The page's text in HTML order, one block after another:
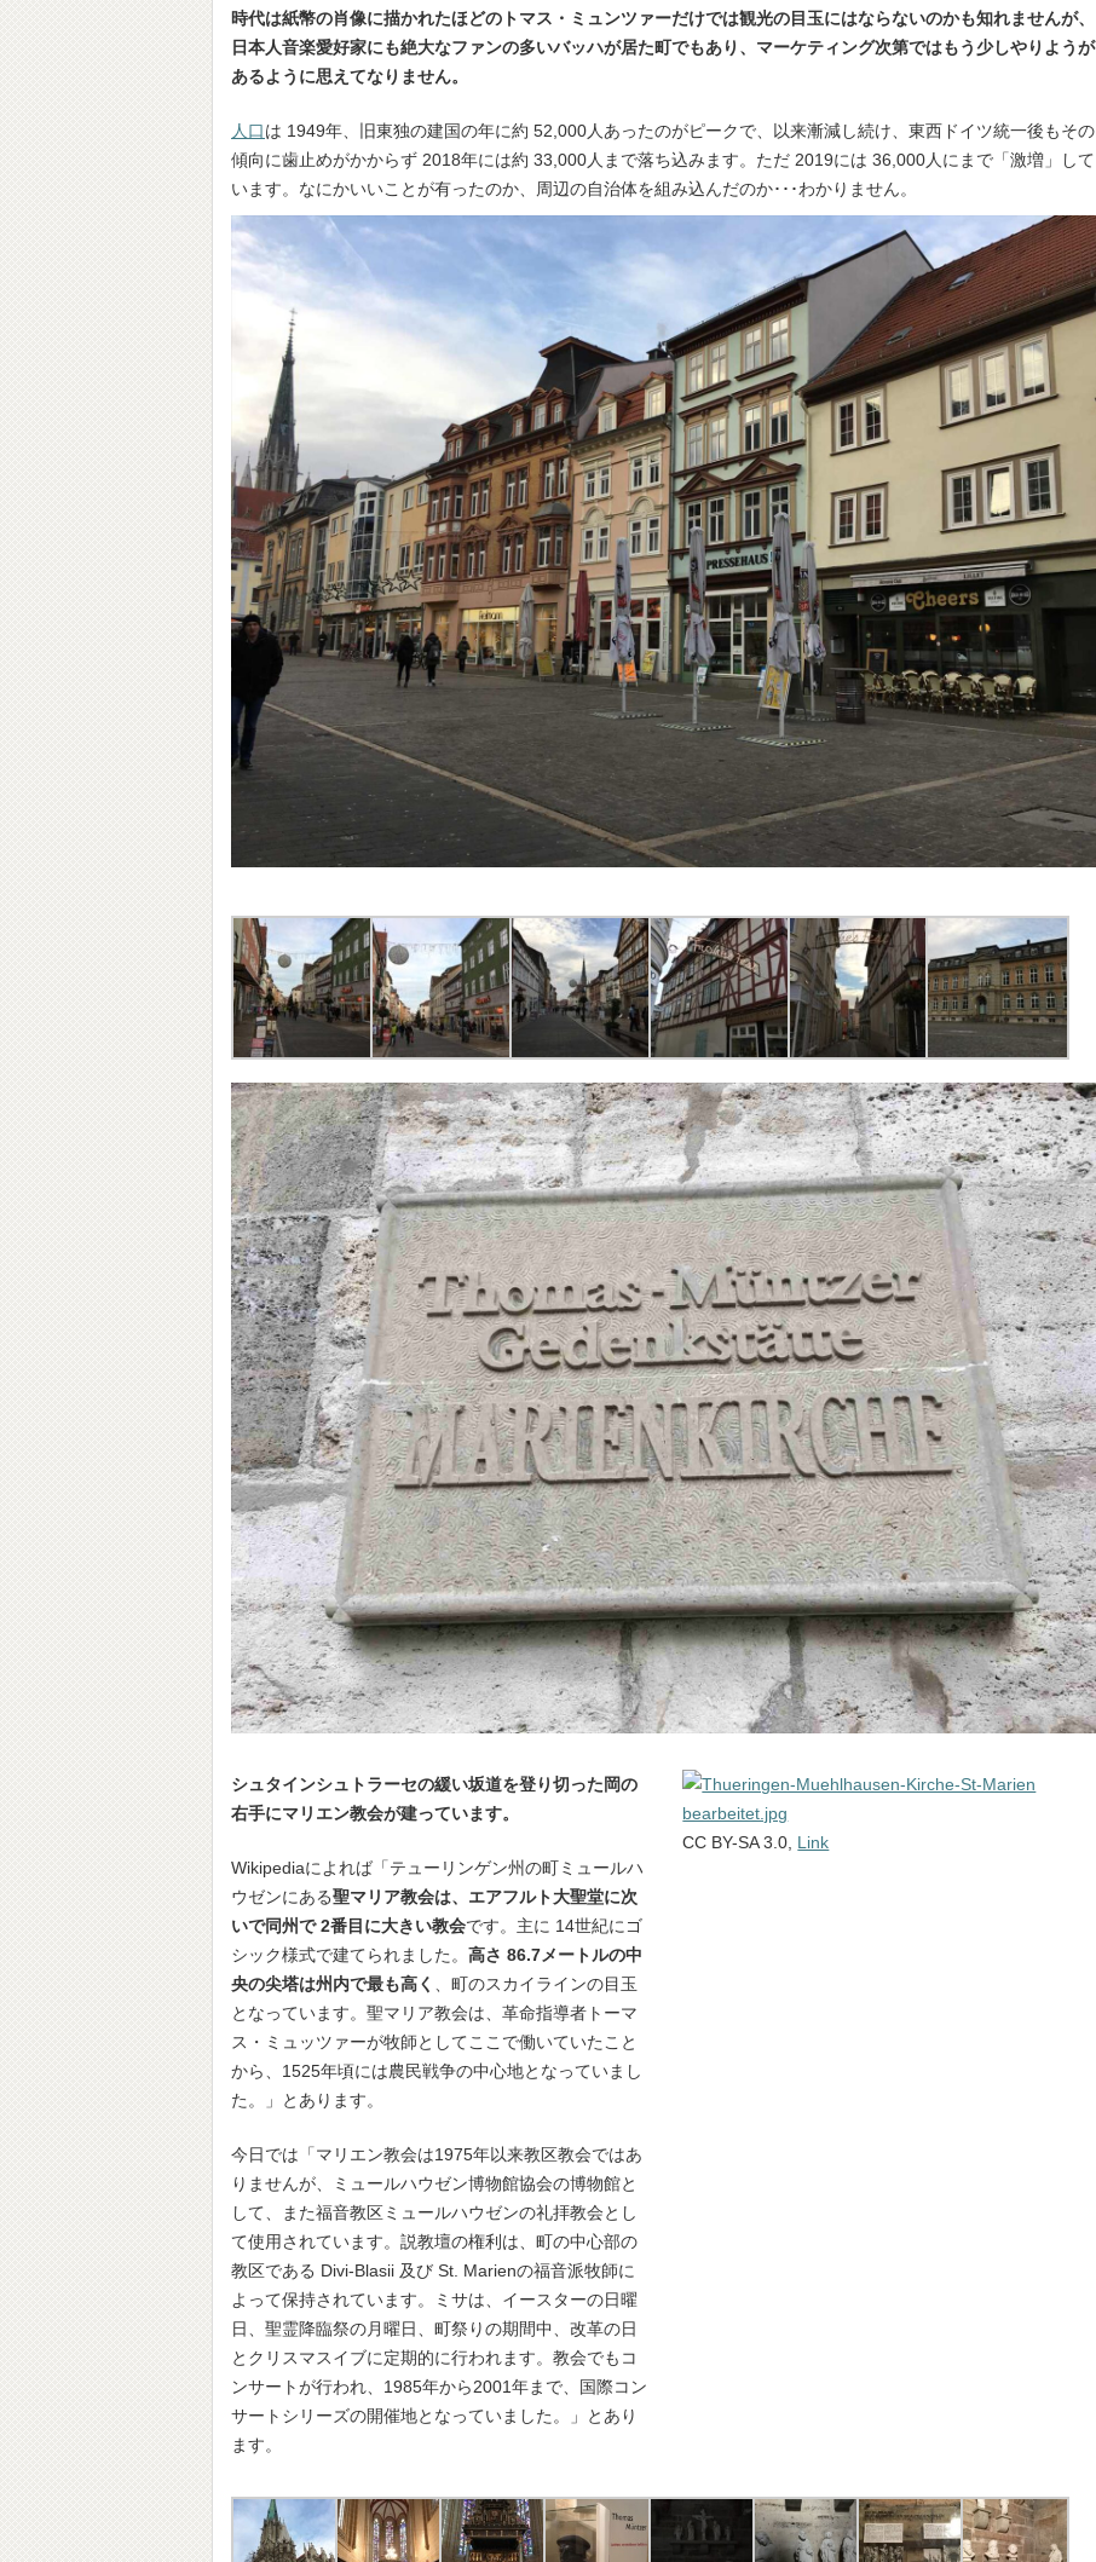
時代は紙幣の肖像に描かれたほどのトマス・ミュンツァーだけでは観光の目玉にはならないのかも知れませんが、
日本人音楽愛好家にも絶大なファンの多いバッハが居た町でもあり、マーケティング次第ではもう少しやりようが
あるように思えてなりません。
人口は 1949年、旧東独の建国の年に約 52,000人あったのがピークで、以来漸減し続け、東西ドイツ統一後もその
傾向に歯止めがかからず 2018年には約 33,000人まで落ち込みます。ただ 2019には 36,000人にまで「激増」して
います。なにかいいことが有ったのか、周辺の自治体を組み込んだのか･･･わかりません。
シュタインシュトラーセの緩い坂道を登り切った岡の
右手にマリエン教会が建っています。
Wikipediaによれば「テューリンゲン州の町ミュールハ
ウゼンにある聖マリア教会は、エアフルト大聖堂に次
いで同州で 2番目に大きい教会です。主に 14世紀にゴ
シック様式で建てられました。 高さ 86.7メートルの中
央の尖塔は州内で最も高く
、町のスカイラインの目玉
となっています。聖マリア教会は、革命指導者トーマ
ス・ミュッツァーが牧師としてここで働いていたこと
から、1525年頃には農民戦争の中心地となっていまし
た。」とあります。
今日では「マリエン教会は1975年以来教区教会ではあ
りませんが、ミュールハウゼン博物館協会の博物館と
して、また福音教区ミュールハウゼンの礼拝教会とし
て使用されています。説教壇の権利は、町の中心部の
教区である Divi-Blasii 及び St. Marienの福音派牧師に
よって保持されています。ミサは、イースターの日曜
日、聖霊降臨祭の月曜日、町祭りの期間中、改革の日
とクリスマスイブに定期的に行われます。教会でもコ
ンサートが行われ、1985年から2001年まで、国際コン
サートシリーズの開催地となっていました。」とあり
ます。
CC BY-SA 3.0, Link